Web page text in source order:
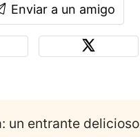
Enviar a un amigo
un entrante delicioso